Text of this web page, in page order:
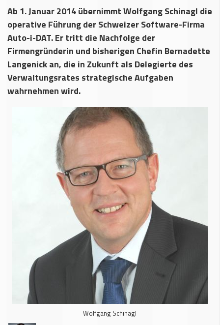
Ab 1. Januar 2014 übernimmt Wolfgang Schinagl die
operative Führung der Schweizer Software-Firma
Auto-i-DAT. Er tritt die Nachfolge der
Firmengründerin und bisherigen Chefin Bernadette
Langenick an, die in Zukunft als Delegierte des
Verwaltungsrates strategische Aufgaben
wahrnehmen wird.
Wolfgang Schinagl